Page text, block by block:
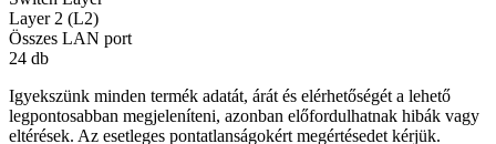
Layer 2 (L2)
Összes LAN port
24 db
Igyekszünk minden termék adatát, árát és elérhetőségét a lehető
legpontosabban megjeleníteni, azonban előfordulhatnak hibák vagy
eltérések. Az esetleges pontatlanságokért megértésedet kérjük.